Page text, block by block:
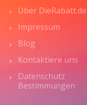
Über DieRabatt.de
Impressum
Blog
Kontaktiere uns
Datenschutz
Bestimmungen